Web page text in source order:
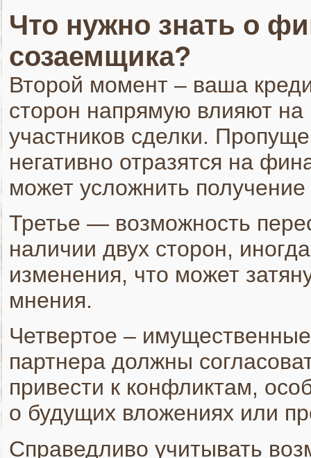
Что нужно знать о
созаемщика?
Второй момент – ваша
сторон напрямую влияют на
участников сделки.
негативно отразятся на
может усложнить
Третье — возможность
наличии двух сторон,
изменения, что может
мнения.
Четвертое –
партнера должны
привести к конфликтам,
о будущих вложениях или
Справедливо учитывать